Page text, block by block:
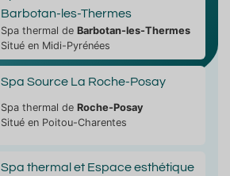
Barbotan-les-Thermes
Spa thermal de Barbotan-les-Thermes
Situé en Midi-Pyrénées
Spa Source La Roche-Posay
Spa thermal de Roche-Posay
Situé en Poitou-Charentes
Spa thermal et Espace esthétique